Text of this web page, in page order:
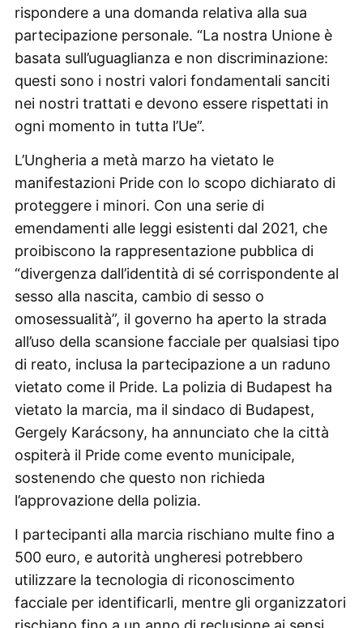
rispondere a una domanda relativa alla sua
partecipazione personale. “La nostra Unione è
basata sull’uguaglianza e non discriminazione:
questi sono i nostri valori fondamentali sanciti
nei nostri trattati e devono essere rispettati in
ogni momento in tutta l’Ue”.
L’Ungheria a metà marzo ha vietato le
manifestazioni Pride con lo scopo dichiarato di
proteggere i minori. Con una serie di
emendamenti alle leggi esistenti dal 2021, che
proibiscono la rappresentazione pubblica di
“divergenza dall’identità di sé corrispondente al
sesso alla nascita, cambio di sesso o
omosessualità”, il governo ha aperto la strada
all’uso della scansione facciale per qualsiasi tipo
di reato, inclusa la partecipazione a un raduno
vietato come il Pride. La polizia di Budapest ha
vietato la marcia, ma il sindaco di Budapest,
Gergely Karácsony, ha annunciato che la città
ospiterà il Pride come evento municipale,
sostenendo che questo non richieda
l’approvazione della polizia.
I partecipanti alla marcia rischiano multe fino a
500 euro, e autorità ungheresi potrebbero
utilizzare la tecnologia di riconoscimento
facciale per identificarli, mentre gli organizzatori